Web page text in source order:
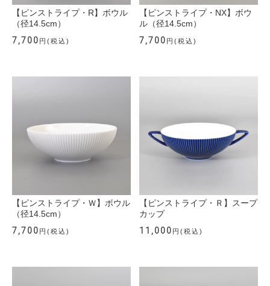
【ピンストライプ・R】ボウル
（径14.5cm）
7,700 円(税込)
【ピンストライプ・NX】ボウ
ル（径14.5cm）
7,700 円(税込)
【ピンストライプ・Ｗ】ボウル
（径14.5cm）
7,700 円(税込)
【ピンストライプ・Ｒ】スープ
カップ
11,000 円(税込)